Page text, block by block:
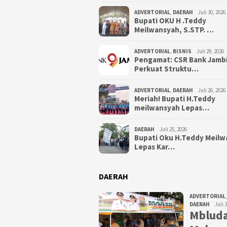
ADVERTORIAL, DAERAH Juli 30, 2026
Bupati OKU H .Teddy
Meilwansyah, S.STP. …
ADVERTORIAL, BISNIS Juli 29, 2026
Pengamat: CSR Bank
Perkuat Struktu…
ADVERTORIAL, DAERAH Juli 26, 2026
Meriah! Bupati H.Teddy
meilwansyah Lepas…
DAERAH Juli 25, 2026
Bupati Oku H.Teddy
Lepas Kar…
DAERAH
ADVERTORIAL,
DAERAH
Juli